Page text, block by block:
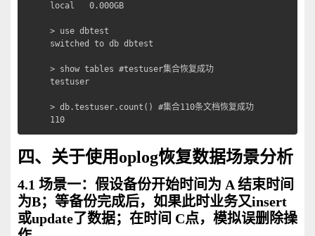
local   0.000GB
> use dbtest
switched to db dbtest
> show tables #testuser集合恢复成功
testuser
> db.testuser.count() #集合110条文档恢复成功
110
四、关于使用oplog恢复数据场景分析
4.1 场景一：假设备份开始时间为 A 结束时间
为B；等备份完成后，如果此时业务又insert
或update了数据；在时间 C点，模拟误删除操